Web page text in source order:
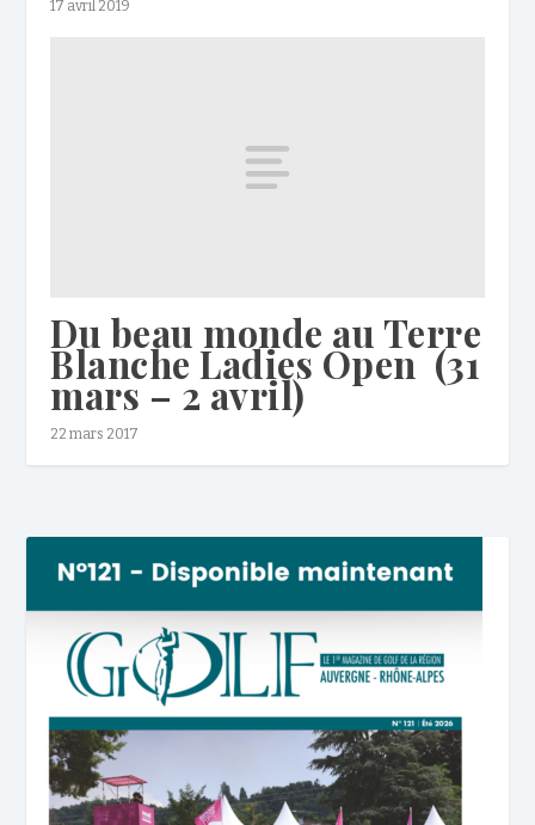
17 avril 2019
Du beau monde au Terre
Blanche Ladies Open (31
mars – 2 avril)
22 mars 2017